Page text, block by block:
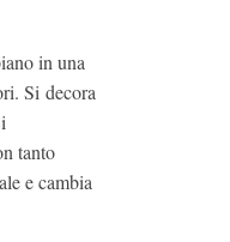
in una
Si decora
tanto
e cambia